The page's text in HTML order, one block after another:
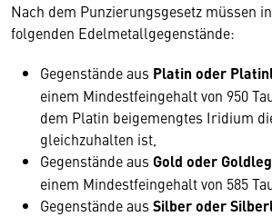
Nach dem Punzierungsgesetz müssen
folgenden Edelmetallgegenstände:
Gegenstände aus Platin oder
einem Mindestfeingehalt von 950
dem Platin beigemengtes Iridium
gleichzuhalten ist,
Gegenstände aus Gold oder
einem Mindestfeingehalt von 585
Gegenstände aus Silber oder